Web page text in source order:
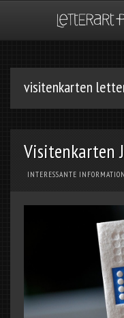
visitenkarten
Visitenkarten
INTERESSANTE INFORMATION